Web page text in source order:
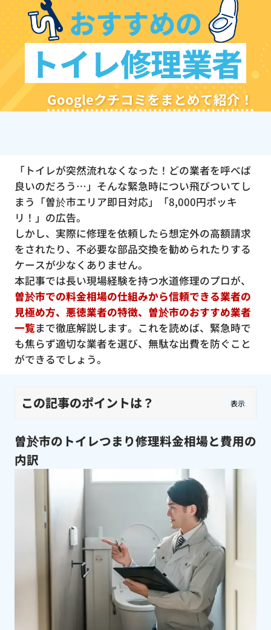
おすすめの
トイレ修理業者
Googleクチコミをまとめて紹介！
「トイレが突然流れなくなった！どの業者を呼べば
良いのだろう…」そんな緊急時につい飛びついてし
まう「曽於市エリア即日対応」「8,000円ポッキ
リ！」の広告。
しかし、実際に修理を依頼したら想定外の高額請求
をされたり、不必要な部品交換を勧められたりする
ケースが少なくありません。
本記事では長い現場経験を持つ水道修理のプロが、
曽於市での料金相場の仕組みから信頼できる業者の
見極め方、悪徳業者の特徴、曽於市のおすすめ業者
一覧まで徹底解説します。これを読めば、緊急時で
も焦らず適切な業者を選び、無駄な出費を防ぐこと
ができるでしょう。
この記事のポイントは？ 表示
曽於市のトイレつまり修理料金相場と費用の
内訳